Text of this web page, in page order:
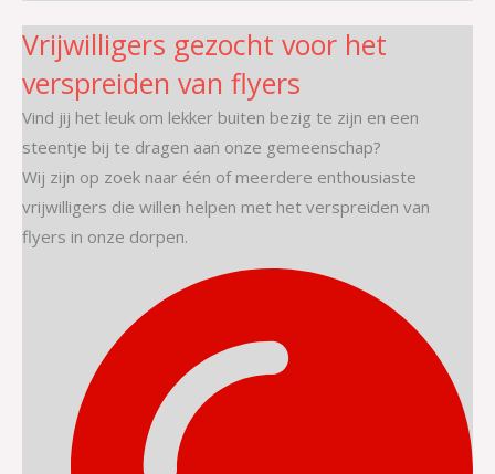
Vrijwilligers gezocht voor het
verspreiden van flyers
Vind jij het leuk om lekker buiten bezig te zijn en een
steentje bij te dragen aan onze gemeenschap?
Wij zijn op zoek naar één of meerdere enthousiaste
vrijwilligers die willen helpen met het verspreiden van
flyers in onze dorpen.